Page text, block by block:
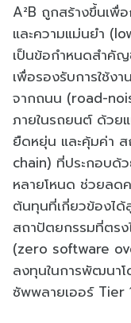
A²B ถูกสร้างขึ้นเพื่
และความแม่นยำ
เป็นข้อกำหนดสำคั
เพื่อรองรับการใช้ง
จากถนน (road-
ภายในรถยนต์ ด้วย
ยืดหยุ่น และคุ้มค่า
chain) ที่ประกอบด้
หลายโหนด ช่วยลด
ต้นทุนที่เกี่ยวข้องไ
สถาปัตยกรรมที่ตรง
(zero software
ลงทุนในการพัฒนา
ซัพพลายเออร์ Tier